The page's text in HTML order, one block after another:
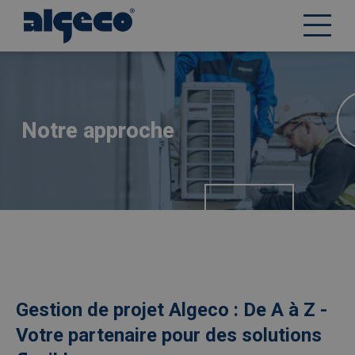
Notre approche
Gestion de projet Algeco : De A à Z -
Votre partenaire pour des solutions